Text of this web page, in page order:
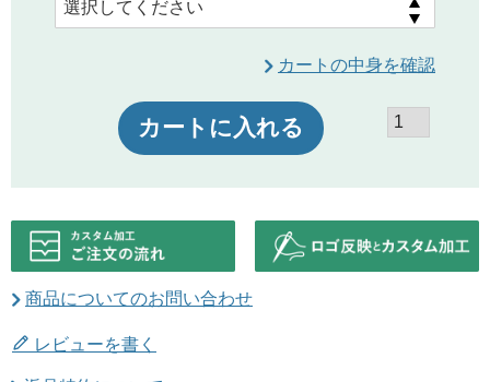
カートの中身を確認
カートに入れる
商品についてのお問い合わせ
レビューを書く